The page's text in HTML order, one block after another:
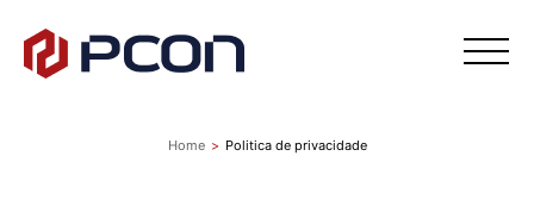
Home > Politica de privacidade